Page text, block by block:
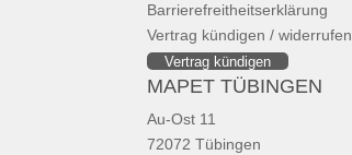
Barrierefreitheitserklärung
Vertrag kündigen / widerrufen
Vertrag kündigen
MAPET TÜBINGEN
Au-Ost 11
72072 Tübingen